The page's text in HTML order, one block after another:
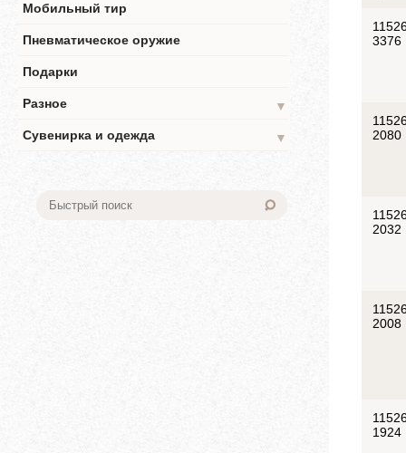
Мобильный тир
Пневматическое оружие
Подарки
Разное
▼
Сувенирка и одежда
▼
3376
2080
2032
2008
1924